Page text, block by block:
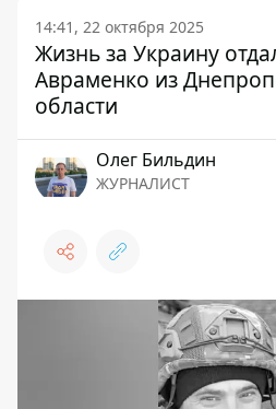
14:41, 22 октября 2025
Жизнь за Украину
Авраменко из
области
Олег Бильдин
ЖУРНАЛИСТ